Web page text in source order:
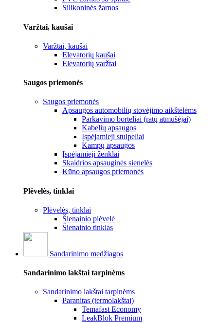
Silikoninės žarnos
Varžtai, kaušai
Varžtai, kaušai
Elevatorių kaušai
Elevatorių varžtai
Saugos priemonės
Saugos priemonės
Apsaugos automobilių stovėjimo aikštelėms
Parkavimo borteliai (ratų atmušėjai)
Kabelių apsaugos
Įspėjamieji stulpeliai
Kampų apsaugos
Įspėjamieji ženklai
Skaidrios apsauginės sienelės
Kūno apsaugos priemonės
Plėvelės, tinklai
Plėvelės, tinklai
Šienainio plėvelė
Šienainio tinklas
Sandarinimo medžiagos
Sandarinimo lakštai tarpinėms
Sandarinimo lakštai tarpinėms
Paranitas (termolakštai)
Temafast Economy
LeakBlok Premium